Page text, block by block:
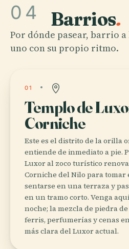
04 Barrios.
Por dónde pasear, barrio
uno con su propio ritmo.
01
Templo de
Corniche
Este es el distrito de la orilla
entiende de inmediato a pie.
Luxor al zoco turístico
Corniche del Nilo para tomar
sentarse en una terraza y
en un tramo corto. Venga
noche; la mezcla de piedra
ferris, perfumerías y cenas
más clara del Luxor actual.